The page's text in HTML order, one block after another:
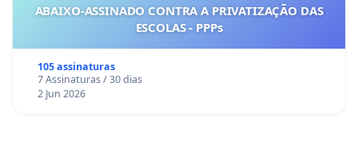
ABAIXO-ASSINADO CONTRA A PRIVATIZAÇÃO DAS
ESCOLAS - PPPs
105 assinaturas
7 Assinaturas / 30 dias
2 Jun 2026